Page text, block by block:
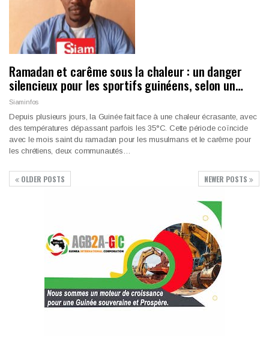
Ramadan et carême sous la chaleur : un danger
silencieux pour les sportifs guinéens, selon un…
Siaminfos
Depuis plusieurs jours, la Guinée fait face à une chaleur écrasante, avec
des températures dépassant parfois les 35°C. Cette période coïncide
avec le mois saint du ramadan pour les musulmans et le carême pour
les chrétiens, deux communautés…
OLDER POSTS NEWER POSTS